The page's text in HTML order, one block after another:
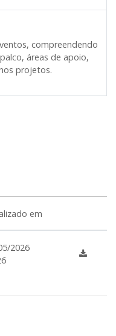
compreendendo
áreas de apoio,
projetos.
em
2026